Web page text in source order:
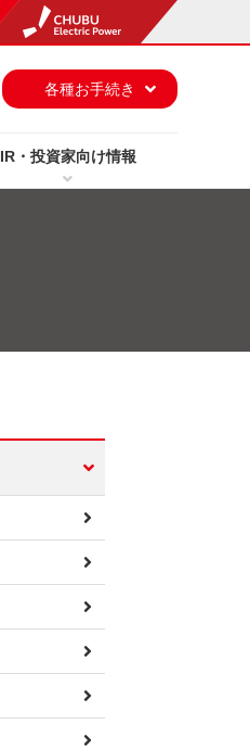
IR・投資家向け情報
各種お手続き